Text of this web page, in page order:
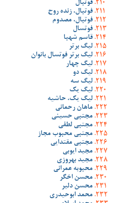
فوتبال
فوتبال، زنده روح
فوتبال، مصدوم
فوتسال
قاسم شهبا
لیگ برتر
لیگ برتر فوتسال بانوان
لیگ چهار
لیگ دو
لیگ سه
لیگ یک
لیگ یک، حاشیه
ماهان رحمانی
مجتبی حسینی
مجتبی لطفی
مجتبی محبوب مجاز
مجتبی مقتدایی
مجید ایوبی
مجید بهروزی
محبوبه عمرانی
محسن اخگر
محسن دلیر
محمد ابوحیدری